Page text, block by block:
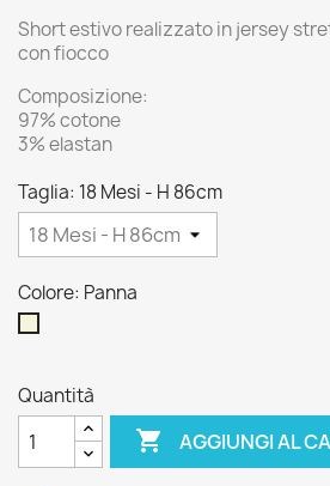
Short estivo realizzato in jersey
con fiocco
Composizione:
97% cotone
3% elastan
Taglia: 18 Mesi - H 86cm
Colore: Panna
Quantità
 AGGIUNGI AL